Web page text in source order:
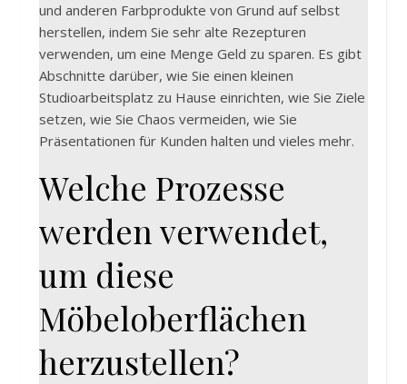
und anderen Farbprodukte von Grund auf selbst
herstellen, indem Sie sehr alte Rezepturen
verwenden, um eine Menge Geld zu sparen. Es gibt
Abschnitte darüber, wie Sie einen kleinen
Studioarbeitsplatz zu Hause einrichten, wie Sie Ziele
setzen, wie Sie Chaos vermeiden, wie Sie
Präsentationen für Kunden halten und vieles mehr.
Welche Prozesse
werden verwendet,
um diese
Möbeloberflächen
herzustellen?